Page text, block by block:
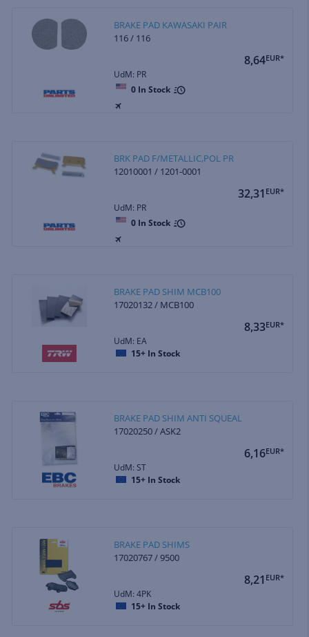
BRAKE PAD KAWASAKI PAIR
116 / 116
8,64EUR*
UdM: PR
0 In Stock
BRK PAD F/METALLIC,POL PR
12010001 / 1201-0001
32,31 EUR*
UdM: PR
0 In Stock
BRAKE PAD SHIM MCB100
17020132 / MCB100
8,33EUR*
UdM: EA
15+ In Stock
BRAKE PAD SHIM ANTI SQUEAL
17020250 / ASK2
6,16EUR*
UdM: ST
15+ In Stock
BRAKE PAD SHIMS
17020767 / 9500
8,21 EUR*
UdM: 4PK
15+ In Stock